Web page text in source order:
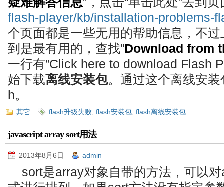
flash-player/kb/installation-problems-
个页面都是一些无用的帮助信息，不
到是最有用的，查找”Download from
一行有”Click here to download Flash
始下载离线安装包。通过这个离线安
h。
其它 flash升级失败 flash安装包 flash离线安装包
javascript array sort用法
2013年8月6日 admin
sort是array对象自带的方法，可以